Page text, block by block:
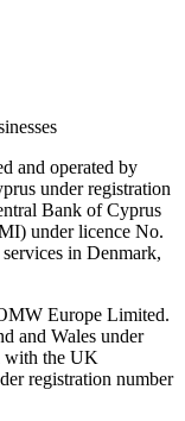
and operated by
under registration
Bank of Cyprus
under licence No.
in Denmark,
Europe Limited.
and Wales under
with the UK
registration number